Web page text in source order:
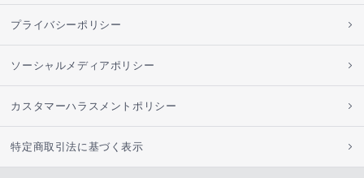
プライバシーポリシー
ソーシャルメディアポリシー
カスタマーハラスメントポリシー
特定商取引法に基づく表示